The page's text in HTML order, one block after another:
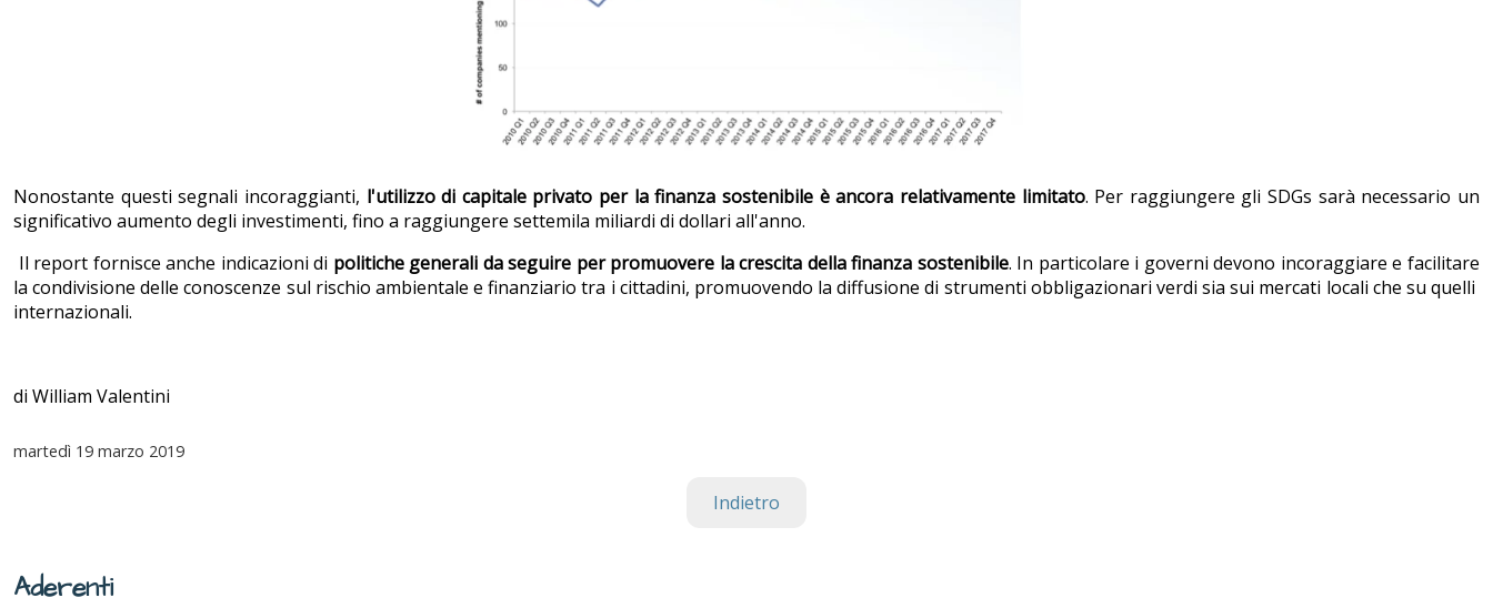
Nonostante questi segnali incoraggianti, l'utilizzo di capitale privato per la finanza sostenibile è ancora relativamente limitato. Per raggiungere gli SDGs sarà necessario un
significativo aumento degli investimenti, fino a raggiungere settemila miliardi di dollari all'anno.
Il report fornisce anche indicazioni di politiche generali da seguire per promuovere la crescita della finanza sostenibile. In particolare i governi devono incoraggiare e facilitare
la condivisione delle conoscenze sul rischio ambientale e finanziario tra i cittadini, promuovendo la diffusione di strumenti obbligazionari verdi sia sui mercati locali che su quelli
internazionali.
di William Valentini
martedì 19 marzo 2019
Indietro
Aderenti